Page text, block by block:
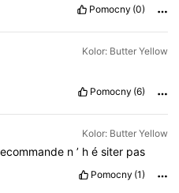
Pomocny (0)
Kolor: Butter Yellow
Pomocny (6)
Kolor: Butter Yellow
n ’ h é siter pas
Pomocny (1)